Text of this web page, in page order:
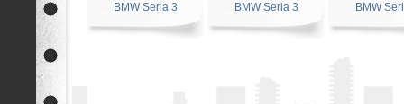
BMW Seria 3 BMW Seria 3 BMW